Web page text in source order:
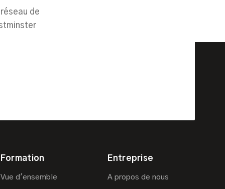
de
Formation
Vue d'ensemble
Entreprise
A propos de nous